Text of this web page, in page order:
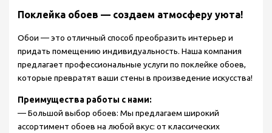
Поклейка обоев — создаем атмосферу уюта!
Обои — это отличный способ преобразить интерьер и
придать помещению индивидуальность. Наша компания
предлагает профессиональные услуги по поклейке обоев,
которые превратят ваши стены в произведение искусства!
Преимущества работы с нами:
— Большой выбор обоев: Мы предлагаем широкий
ассортимент обоев на любой вкус: от классических